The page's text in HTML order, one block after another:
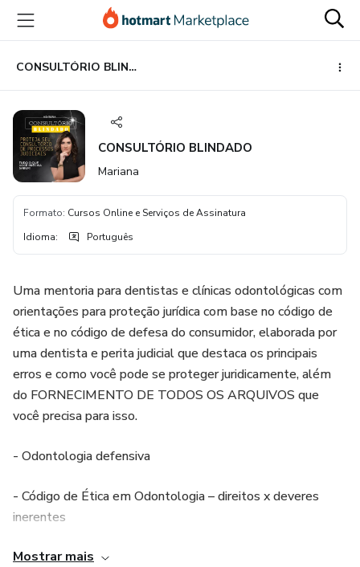
para
conteúdo
principal
para
pagamento
para
rodapé
CONSULTÓRIO BLINDADO
CONSULTÓRIO BLINDADO
Mariana
Formato: Cursos Online e Serviços de Assinatura
Idioma: Português
Uma mentoria para dentistas e clínicas odontológicas com
orientações para proteção jurídica com base no código de
ética e no código de defesa do consumidor, elaborada por
uma dentista e perita judicial que destaca os principais
erros e como você pode se proteger juridicamente, além
do FORNECIMENTO DE TODOS OS ARQUIVOS que
você precisa para isso.
- Odontologia defensiva
- Código de Ética em Odontologia – direitos x deveres
inerentes
- Apresentação de processos, com destaque aos erros
Mostrar mais